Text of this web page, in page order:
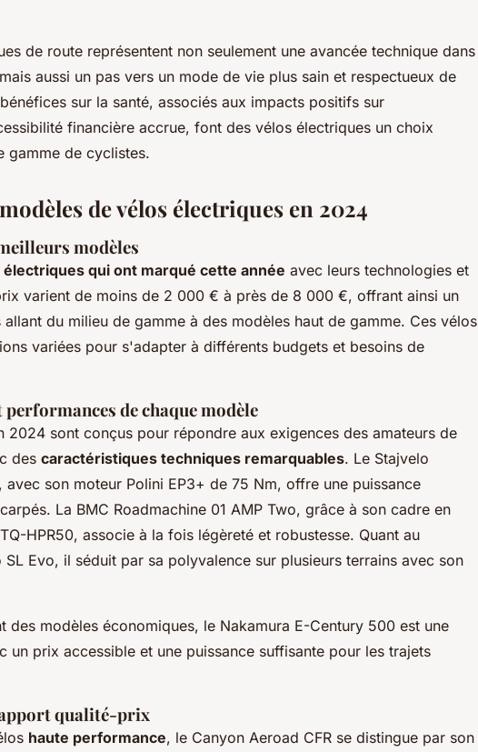
de route représentent non seulement une avancée technique dans
aussi un pas vers un mode de vie plus sain et respectueux de
sur la santé, associés aux impacts positifs sur
financière accrue, font des vélos électriques un choix
gamme de cyclistes.
de vélos électriques en 2024
modèles
électriques qui ont marqué cette année avec leurs technologies et
varient de moins de 2 000 € à près de 8 000 €, offrant ainsi un
du milieu de gamme à des modèles haut de gamme. Ces vélos
variées pour s'adapter à différents budgets et besoins de
de chaque modèle
2024 sont conçus pour répondre aux exigences des amateurs de
des caractéristiques techniques remarquables. Le Stajvelo
avec son moteur Polini EP3+ de 75 Nm, offre une puissance
La BMC Roadmachine 01 AMP Two, grâce à son cadre en
HPR50, associe à la fois légèreté et robustesse. Quant au
Evo, il séduit par sa polyvalence sur plusieurs terrains avec son
des modèles économiques, le Nakamura E-Century 500 est une
un prix accessible et une puissance suffisante pour les trajets
qualité-prix
haute performance, le Canyon Aeroad CFR se distingue par son